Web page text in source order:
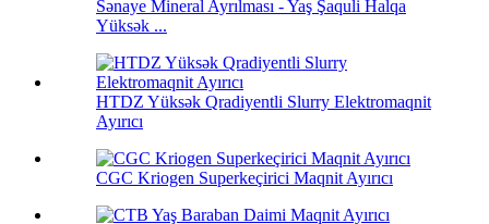
Sənaye Mineral Ayrılması - Yaş Şaquli Halqa
Yüksək ...
HTDZ Yüksək Qradiyentli Slurry Elektromaqnit
Ayırıcı
CGC Kriogen Superkeçirici Maqnit Ayırıcı